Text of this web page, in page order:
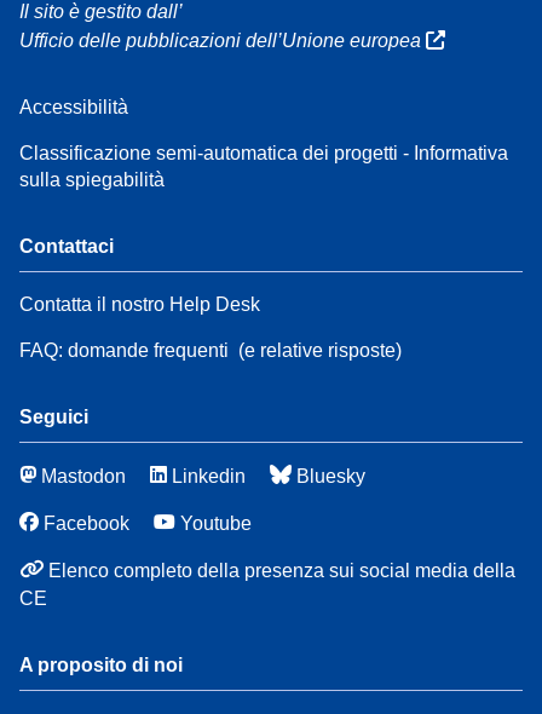
Il sito è gestito dall’
Ufficio delle pubblicazioni dell’Unione europea
Accessibilità
Classificazione semi-automatica dei progetti - Informativa
sulla spiegabilità
Contattaci
Contatta il nostro Help Desk
FAQ: domande frequenti (e relative risposte)
Seguici
Mastodon Linkedin Bluesky
Facebook Youtube
Elenco completo della presenza sui social media della
CE
A proposito di noi